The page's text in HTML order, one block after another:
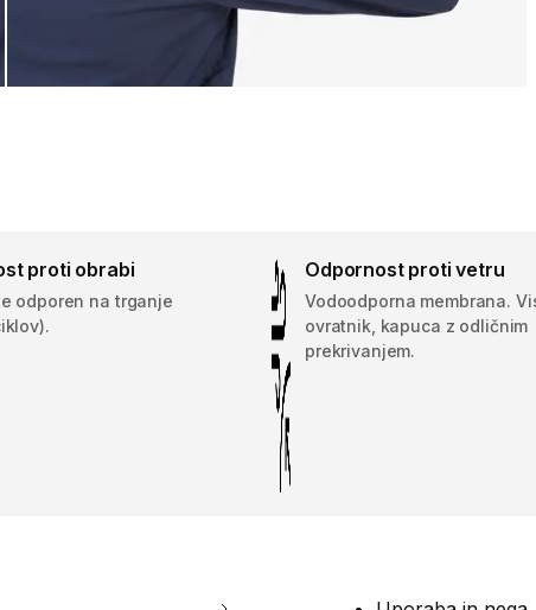
proti obrabi
odporen na trganje
Odpornost proti vetru
Vodoodporna membrana.
ovratnik, kapuca z odličnim
prekrivanjem.